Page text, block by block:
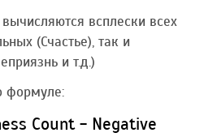
всплески всех
(Счастье), так и
и т.д.)
формуле:
Count - Negative